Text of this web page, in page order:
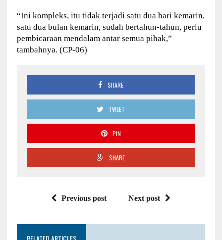
“Ini kompleks, itu tidak terjadi satu dua hari kemarin,
satu dua bulan kemarin, sudah bertahun-tahun, perlu
pembicaraan mendalam antar semua pihak,”
tambahnya. (CP-06)
SHARE
TWEET
PIN
SHARE
Previous post Next post